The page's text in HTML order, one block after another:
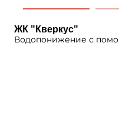
ЖК "Кверкус"
Водопонижение с